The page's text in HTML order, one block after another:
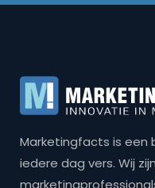
Marketingfacts is een
iedere dag vers. Wij